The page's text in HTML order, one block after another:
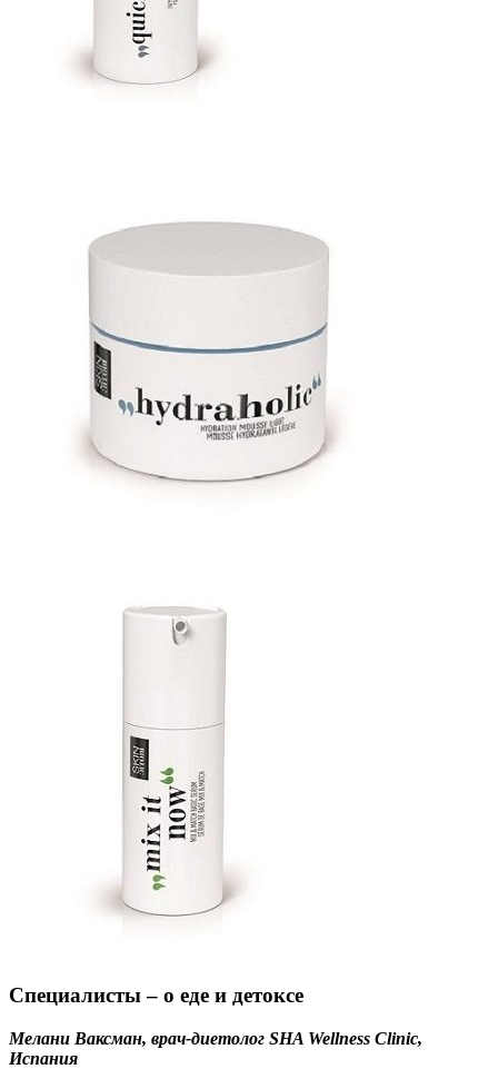
Специалисты – о еде и детоксе
Мелани Ваксман, врач-диетолог SHA Wellness Clinic,
Испания